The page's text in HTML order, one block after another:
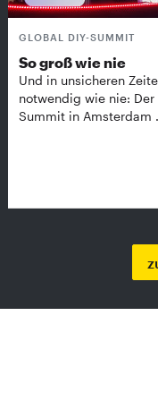
GLOBAL DIY-SUMMIT
So groß wie nie
Und in unsicheren
notwendig wie nie: Der
Summit in Amsterdam